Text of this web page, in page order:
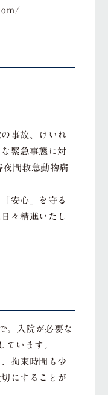
事故、けいれ
緊急事態に対
夜間救急動物病
安心」を守る
々精進いたし
。入院が必要な
ています。
拘束時間も少
にすることが